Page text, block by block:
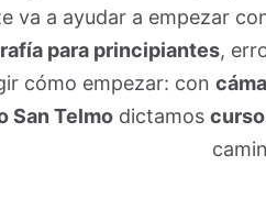
va a ayudar a empezar
para principiantes,
cómo empezar: con
San Telmodictamos